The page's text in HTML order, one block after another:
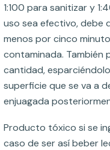
1:100 para sanitizar y
uso sea efectivo, debe
menos por cinco
contaminada. También
cantidad,
superficie que se va a
enjuagada
Producto tóxico si se
caso de ser así beber